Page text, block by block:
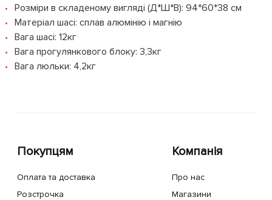
Розміри в складеному вигляді (Д*Ш*В): 94*60*38 см
Матеріал шасі: сплав алюмінію і магнію
Вага шасі: 12кг
Вага прогулянкового блоку: 3,3кг
Вага люльки: 4,2кг
Покупцям
Оплата та доставка
Розстрочка
Компанія
Про нас
Магазини